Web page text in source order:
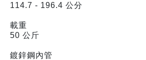
114.7 - 196.4 公分
載重
50 公斤
鍍鋅鋼內管